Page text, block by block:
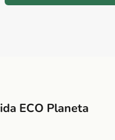
ECO Planeta